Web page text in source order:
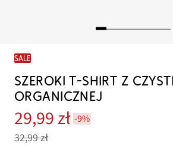
SALE
SZEROKI T-SHIRT Z
ORGANICZNEJ
29,99 zł -9%
32,99 zł